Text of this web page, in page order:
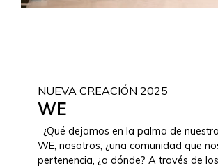
NUEVA CREACIÓN 2025
WE
¿Qué dejamos en la palma de
WE, nosotros, ¿una comunidad que
pertenencia, ¿a dónde? A través de